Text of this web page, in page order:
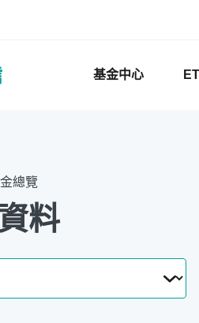
基金中心
總覽
料